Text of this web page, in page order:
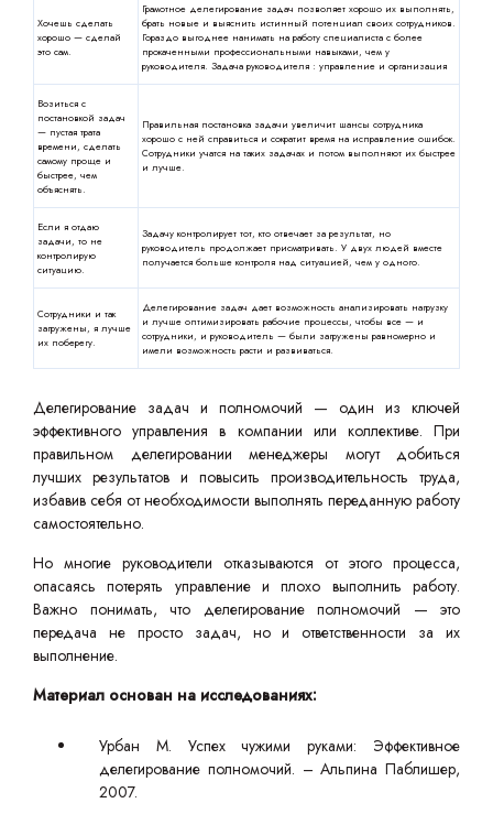
Хочешь сделать
хорошо — сделай
это сам.
Грамотное делегирование задач позволяет хорошо их выполнять,
брать новые и выяснить истинный потенциал своих сотрудников.
Гораздо выгоднее нанимать на работу специалиста с более
прокаченными профессиональными навыками, чем у
руководителя. Задача руководителя : управление и организация
Возиться с
постановкой задач
— пустая трата
времени, сделать
самому проще и
быстрее, чем
объяснять.
Правильная постановка задачи увеличит шансы сотрудника
хорошо с ней справиться и сократит время на исправление ошибок.
Сотрудники учатся на таких задачах и потом выполняют их быстрее
и лучше.
Если я отдаю
задачи, то не
контролирую
ситуацию.
Задачу контролирует тот, кто отвечает за результат, но
руководитель продолжает присматривать. У двух людей вместе
получается больше контроля над ситуацией, чем у одного.
Сотрудники и так
загружены, я лучше
их поберегу.
Делегирование задач дает возможность анализировать нагрузку
и лучше оптимизировать рабочие процессы, чтобы все — и
сотрудники, и руководитель — были загружены равномерно и
имели возможность расти и развиваться.
Делегирование задач и полномочий — один из ключей
эффективного управления в компании или коллективе. При
правильном делегировании менеджеры могут добиться
лучших результатов и повысить производительность труда,
избавив себя от необходимости выполнять переданную работу
самостоятельно.
Но многие руководители отказываются от этого процесса,
опасаясь потерять управление и плохо выполнить работу.
Важно понимать, что делегирование полномочий — это
передача не просто задач, но и ответственности за их
выполнение.
Материал основан на исследованиях:
Урбан М. Успех чужими руками: Эффективное
делегирование полномочий. – Альпина Паблишер,
2007.